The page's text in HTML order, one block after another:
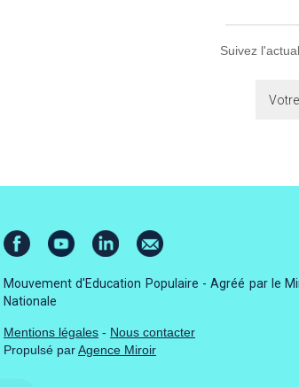
Suivez
Mouvement d'Education Populaire - Agréé par le
Nationale
Mentions légales - Nous contacter
Propulsé parAgence Miroir